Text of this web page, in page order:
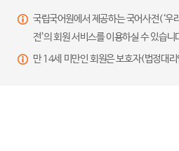
국립국어원에서 제공하는 국어사전(‘우
전’의 회원 서비스를 이용하실 수 있습니
만 14세 미만인 회원은 보호자(법정대